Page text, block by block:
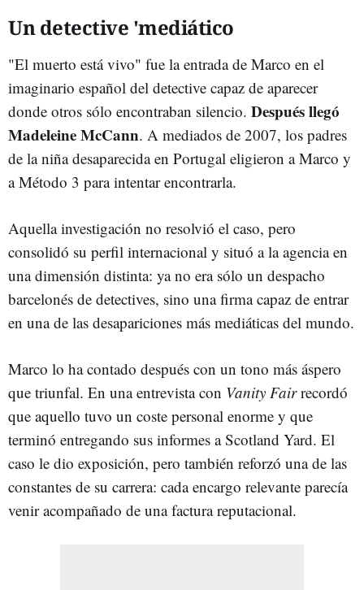
Un detective 'mediático
"El muerto está vivo" fue la entrada de Marco en el
imaginario español del detective capaz de aparecer
donde otros sólo encontraban silencio. Después llegó
Madeleine McCann. A mediados de 2007, los padres
de la niña desaparecida en Portugal eligieron a Marco y
a Método 3 para intentar encontrarla.
Aquella investigación no resolvió el caso, pero
consolidó su perfil internacional y situó a la agencia en
una dimensión distinta: ya no era sólo un despacho
barcelonés de detectives, sino una firma capaz de entrar
en una de las desapariciones más mediáticas del mundo.
Marco lo ha contado después con un tono más áspero
que triunfal. En una entrevista con Vanity Fairrecordó
que aquello tuvo un coste personal enorme y que
terminó entregando sus informes a Scotland Yard. El
caso le dio exposición, pero también reforzó una de las
constantes de su carrera: cada encargo relevante parecía
venir acompañado de una factura reputacional.